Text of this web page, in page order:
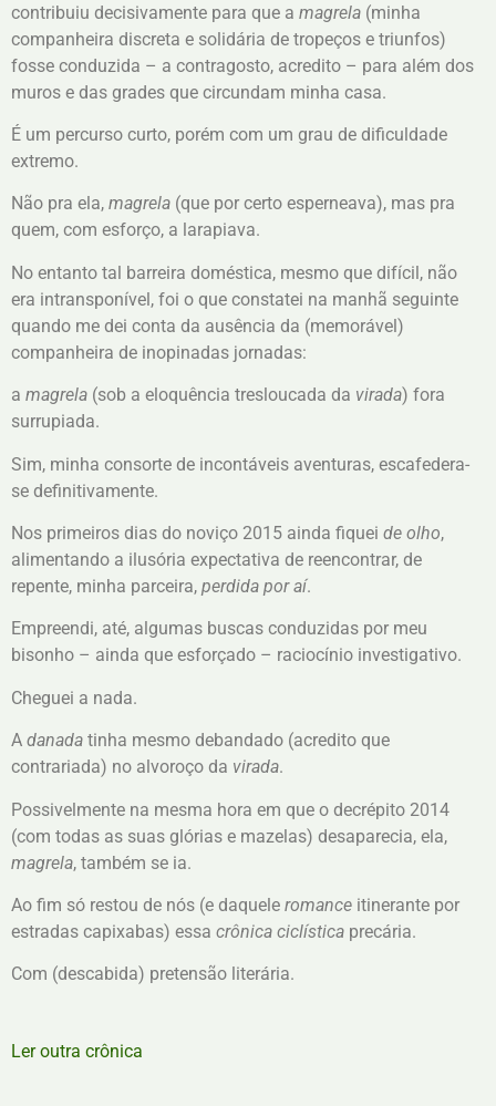
contribuiu decisivamente para que a magrela (minha
companheira discreta e solidária de tropeços e triunfos)
fosse conduzida – a contragosto, acredito – para além dos
muros e das grades que circundam minha casa.
É um percurso curto, porém com um grau de dificuldade
extremo.
Não pra ela, magrela (que por certo esperneava), mas pra
quem, com esforço, a larapiava.
No entanto tal barreira doméstica, mesmo que difícil, não
era intransponível, foi o que constatei na manhã seguinte
quando me dei conta da ausência da (memorável)
companheira de inopinadas jornadas:
a magrela (sob a eloquência tresloucada da virada) fora
surrupiada.
Sim, minha consorte de incontáveis aventuras, escafedera-
se definitivamente.
Nos primeiros dias do noviço 2015 ainda fiquei de olho,
alimentando a ilusória expectativa de reencontrar, de
repente, minha parceira, perdida por aí.
Empreendi, até, algumas buscas conduzidas por meu
bisonho – ainda que esforçado – raciocínio investigativo.
Cheguei a nada.
A danada tinha mesmo debandado (acredito que
contrariada) no alvoroço da virada.
Possivelmente na mesma hora em que o decrépito 2014
(com todas as suas glórias e mazelas) desaparecia, ela,
magrela, também se ia.
Ao fim só restou de nós (e daquele romance itinerante por
estradas capixabas) essa crônica ciclística precária.
Com (descabida) pretensão literária.
Ler outra crônica